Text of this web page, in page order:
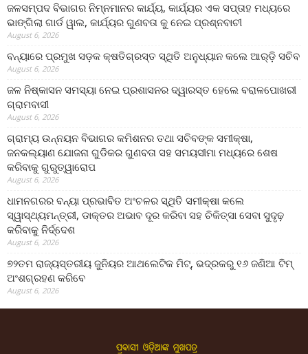
ଜଳସମ୍ପଦ ବିଭାଗର ନିମ୍ନମାନର କାର୍ଯ୍ୟ, କାର୍ଯ୍ୟର ଏକ ସପ୍ତାହ ମଧ୍ୟରେ
ଭାଙ୍ଗିଲା ଗାର୍ଡ ୱାଲ, କାର୍ଯ୍ୟର ଗୁଣବତା କୁ ନେଇ ପ୍ରଶ୍ନବାଚୀ
August 6, 2026
ବନ୍ୟାରେ ପ୍ରମୁଖ ସଡ଼କ କ୍ଷତିଗ୍ରସ୍ତ ସ୍ଥିତି ଅନୁଧ୍ୟାନ କଲେ ଆର୍‌ଡ଼ି ସଚିବ
August 6, 2026
ଜଳ ନିଷ୍କାସନ ସମସ୍ୟା ନେଇ ପ୍ରଶାସନର ଦ୍ୱାରସ୍ତ ହେଲେ ବରାଳପୋଖରୀ
ଗ୍ରାମବାସୀ
August 6, 2026
ଗ୍ରାମ୍ୟ ଉନ୍ନୟନ ବିଭାଗର କମିଶନର ତଥା ସଚିବଙ୍କ ସମୀକ୍ଷା,
ଜନକଲ୍ୟାଣ ଯୋଜନା ଗୁଡିକର ଗୁଣବତା ସହ ସମୟସୀମା ମଧ୍ୟରେ ଶେଷ
କରିବାକୁ ଗୁରୁତ୍ୱାରୋପ
August 6, 2026
ଧାମନଗରର ବନ୍ୟା ପ୍ରଭାବିତ ଅଂଚଳର ସ୍ଥିତି ସମୀକ୍ଷା କଲେ
ସ୍ୱାସ୍ଥ୍ୟମନ୍ତ୍ରୀ, ଡାକ୍ତର ଅଭାବ ଦୂର କରିବା ସହ ଚିକିତ୍ସା ସେବା ସୁଦୃଢ଼
କରିବାକୁ ନିର୍ଦ୍ଦେଶ
August 6, 2026
୭୨ତମ ରାଜ୍ୟସ୍ତରୀୟ ଜୁନିୟର ଆଥଲେଟିକ ମିଟ୍‌, ଭଦ୍ରକରୁ ୧୬ ଜଣିଆ ଟିମ୍
ଅଂଶଗ୍ରହଣ କରିବେ
August 6, 2026